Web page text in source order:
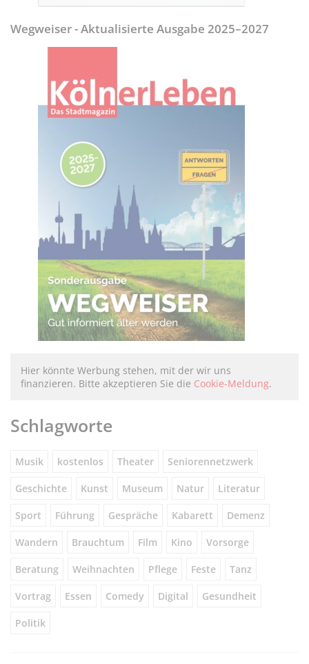
Wegweiser - Aktualisierte Ausgabe 2025–2027
Hier könnte Werbung stehen, mit der wir uns
finanzieren. Bitte akzeptieren Sie die Cookie-Meldung.
Schlagworte
Musik kostenlos Theater Seniorennetzwerk
Geschichte Kunst Museum Natur Literatur
Sport Führung Gespräche Kabarett Demenz
Wandern Brauchtum Film Kino Vorsorge
Beratung Weihnachten Pflege Feste Tanz
Vortrag Essen Comedy Digital Gesundheit
Politik